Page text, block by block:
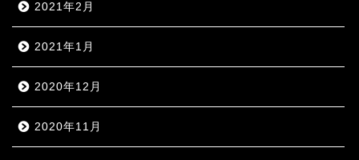
2021年2月
2021年1月
2020年12月
2020年11月